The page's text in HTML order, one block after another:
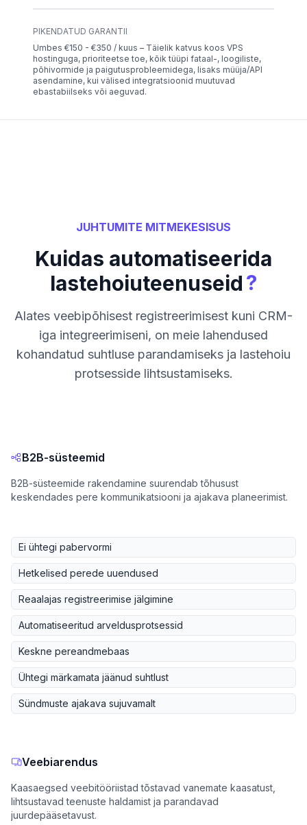
PIKENDATUD GARANTII
Umbes €150 - €350 / kuus – Täielik katvus koos VPS
hostinguga, prioriteetse toe, kõik tüüpi fataal-, loogiliste,
põhivormide ja paigutusprobleemidega, lisaks müüja/API
asendamine, kui välised integratsioonid muutuvad
ebastabiilseks või aeguvad.
JUHTUMITE MITMEKESISUS
Kuidas automatiseerida
lastehoiuteenuseid?
Alates veebipõhisest registreerimisest kuni CRM-
iga integreerimiseni, on meie lahendused
kohandatud suhtluse parandamiseks ja lastehoiu
protsesside lihtsustamiseks.
B2B-süsteemid
B2B-süsteemide rakendamine suurendab tõhusust
keskendades pere kommunikatsiooni ja ajakava planeerimist.
Ei ühtegi pabervormi
Hetkelised perede uuendused
Reaalajas registreerimise jälgimine
Automatiseeritud arveldusprotsessid
Keskne pereandmebaas
Ühtegi märkamata jäänud suhtlust
Sündmuste ajakava sujuvamalt
Veebiarendus
Kaasaegsed veebitööriistad tõstavad vanemate kaasatust,
lihtsustavad teenuste haldamist ja parandavad
juurdepääsetavust.